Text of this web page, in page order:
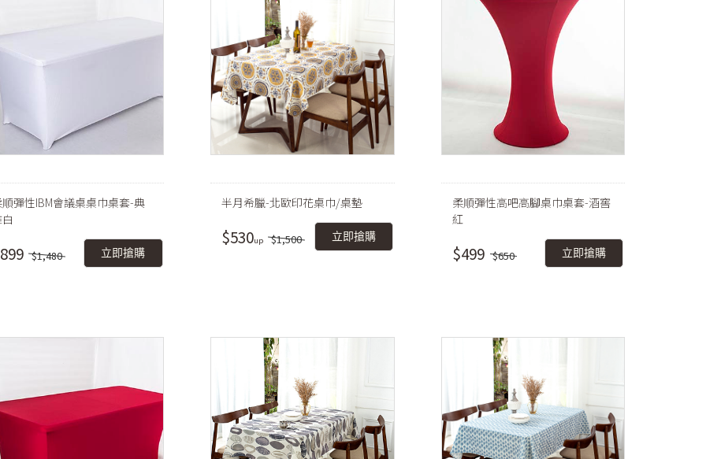
彈性IBM會議桌桌巾桌套-典
$1,480 立即搶購
半月希臘-北歐印花桌巾/桌墊
$530 $1,500 立即搶購
柔順彈性高吧高腳桌巾桌套-酒窖
紅
$499 $650 立即搶購